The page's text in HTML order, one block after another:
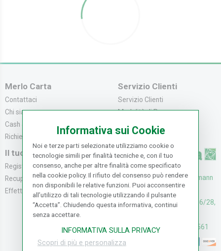
Merlo Carta
Contattaci
Chi siamo
Cash & Carry
Richiedi catalogo
Servizio Clienti
Servizio Clienti
Modalità di Pagame...
Modalità di Spediz...
Resi e Recessi
Il tuo Account
Registrati
Recupera la Passwo...
Effettua un Reso
UFFICI: V. Senna 44/46, Osmann
oro Sesto F.no (FI)
CASH & CARRY: V. Senna 26/28,
Assistenza: (+39) 055374561
Informativa sui Cookie
Noi e terze parti selezionate utilizziamo cookie o
tecnologie simili per finalità tecniche e, con il tuo
consenso, anche per altre finalità come specificato
nella cookie policy. Il rifiuto del consenso può rendere
non disponibili le relative funzioni. Puoi acconsentire
all’utilizzo di tali tecnologie utilizzando il pulsante
“Accetta”. Chiudendo questa informativa, continui
senza accettare.
INFORMATIVA SULLA PRIVACY
Scopri di più e personalizza